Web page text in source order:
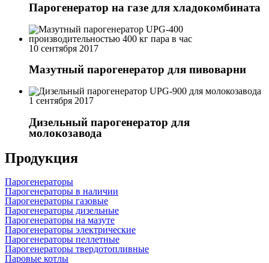
Парогенератор на газе для хладокомбината
10 сентября 2017
Мазутный парогенератор для пивоварни
1 сентября 2017
Дизельный парогенератор для
молокозавода
Продукция
Парогенераторы
Парогенераторы в наличии
Парогенераторы газовые
Парогенераторы дизельные
Парогенераторы на мазуте
Парогенераторы электрические
Парогенераторы пеллетные
Парогенераторы твердотопливные
Паровые котлы